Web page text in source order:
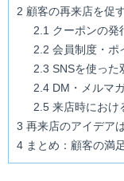
2 顧客の再来店を促
2.1 クーポンの発
2.2 会員制度・ポ
2.3 SNSを使った
2.4 DM・メルマ
2.5 来店時におけ
3 再来店のアイデア
4 まとめ：顧客の満